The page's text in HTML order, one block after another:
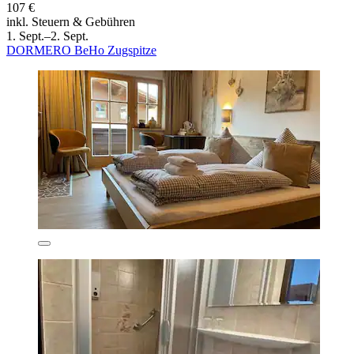
107 €
inkl. Steuern & Gebühren
1. Sept.–2. Sept.
DORMERO BeHo Zugspitze